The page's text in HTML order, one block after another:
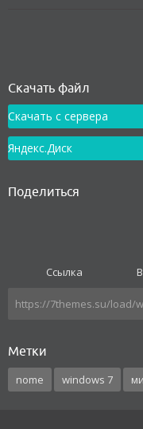
Как установить
Скачать файл
Скачать с сервера
Яндекс.Диск
Поделиться
Ссылка
Метки
nome windows 7